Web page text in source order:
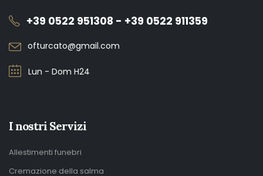
+39 0522 951308 - +39 0522 911359
ofturcato@gmail.com
Lun - Dom H24
I nostri Servizi
Allestimenti funebri
Cremazione della salma